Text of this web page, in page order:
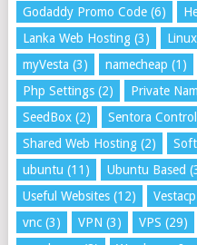
Godaddy Promo Code(6)
Lanka Web Hosting(3)
myVesta (3) namecheap (1)
Php Settings(2) Private
SeedBox(2) Sentora Control
Shared Web Hosting(2)
ubuntu (11) Ubuntu Based
Useful Websites(12) Vestacp
vnc(3) VPN (3) VPS (29)